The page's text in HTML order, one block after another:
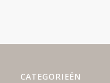
CATEGORIEËN